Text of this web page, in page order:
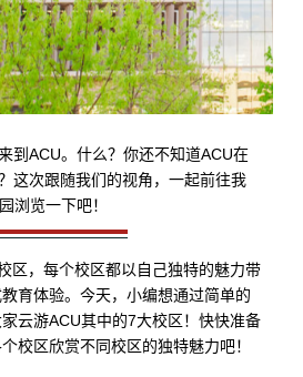
到 ACU。什么？你还不知道ACU在
这次跟随我们的视角，一起前往我
浏览一下吧！
区，每个校区都以自己独特的魅力带
育体验。今天，小编想通过简单的
云游ACU其中的7大校区！快快准备
校区欣赏不同校区的独特魅力吧！